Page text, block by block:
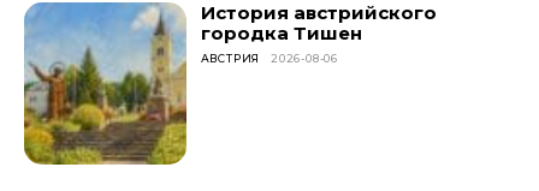
История австрийского
городка Тишен
АВСТРИЯ 2026-08-06